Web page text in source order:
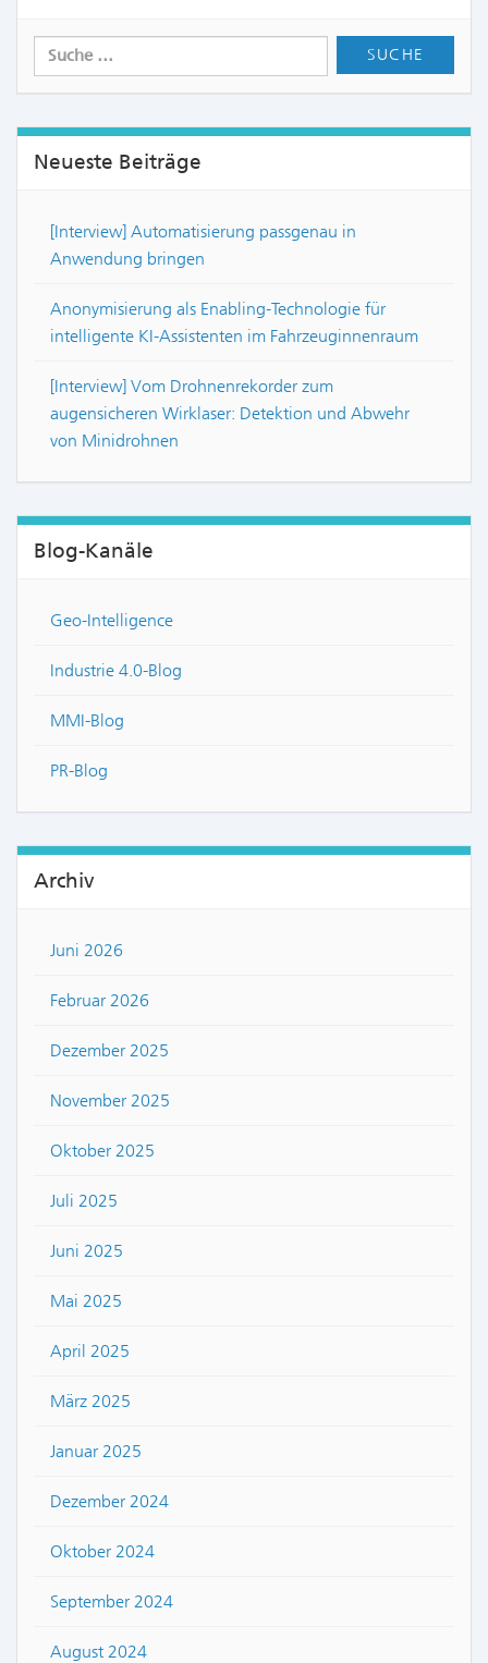
Neueste Beiträge
[Interview] Automatisierung passgenau in
Anwendung bringen
Anonymisierung als Enabling-Technologie für
intelligente KI-Assistenten im Fahrzeuginnenraum
[Interview] Vom Drohnenrekorder zum
augensicheren Wirklaser: Detektion und Abwehr
von Minidrohnen
Blog-Kanäle
Geo-Intelligence
Industrie 4.0-Blog
MMI-Blog
PR-Blog
Archiv
Juni 2026
Februar 2026
Dezember 2025
November 2025
Oktober 2025
Juli 2025
Juni 2025
Mai 2025
April 2025
März 2025
Januar 2025
Dezember 2024
Oktober 2024
September 2024
August 2024